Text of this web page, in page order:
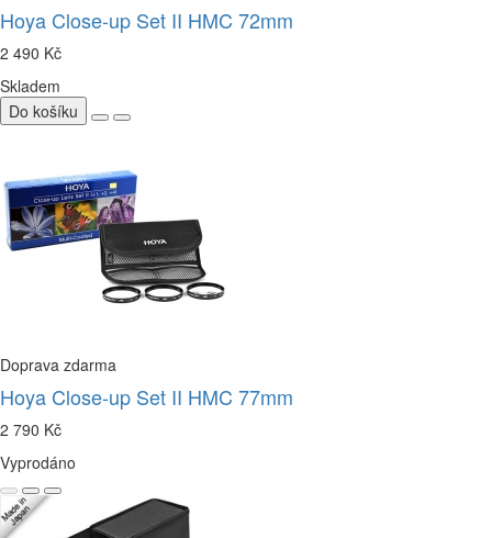
Hoya Close-up Set II HMC 72mm
2 490 Kč
Skladem
Do košíku
Doprava zdarma
Hoya Close-up Set II HMC 77mm
2 790 Kč
Vyprodáno